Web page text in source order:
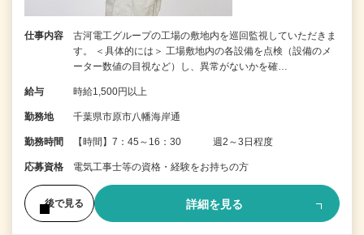
仕事内容
古河電工グループの工場の敷地内を巡回監視していただきま
す。 ＜具体的には＞ 工場敷地内の各設備を点検（設備のメ
ーター数値の目視など）し、異常がないかを確…
給与 時給1,500円以上
勤務地 千葉県市原市八幡海岸通
勤務時間 【時間】7：45～16：30 週2～3日程度
応募資格 電気工事士等の資格・経験をお持ちの方
後で見る 詳細を見る